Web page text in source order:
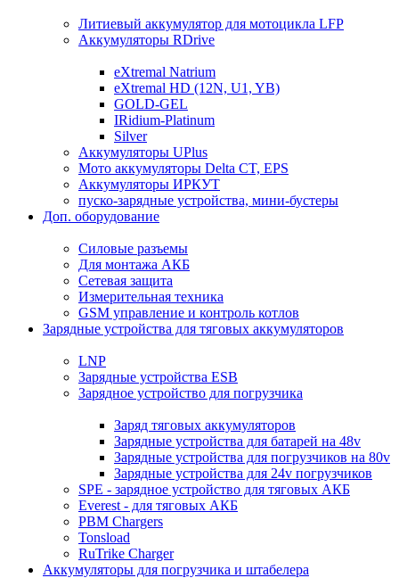
Литиевый аккумулятор для мотоцикла LFP
Аккумуляторы RDrive
eXtremal Natrium
eXtremal HD (12N, U1, YB)
GOLD-GEL
IRidium-Platinum
Silver
Аккумуляторы UPlus
Мото аккумуляторы Delta CT, EPS
Аккумуляторы ИРКУТ
пуско-зарядные устройства, мини-бустеры
Доп. оборудование
Силовые разъемы
Для монтажа АКБ
Сетевая защита
Измерительная техника
GSM управление и контроль котлов
Зарядные устройства для тяговых аккумуляторов
LNP
Зарядные устройства ESB
Зарядное устройство для погрузчика
Заряд тяговых аккумуляторов
Зарядные устройства для батарей на 48v
Зарядные устройства для погрузчиков на 80v
Зарядные устройства для 24v погрузчиков
SPE - зарядное устройство для тяговых АКБ
Everest - для тяговых АКБ
PBM Chargers
Tonsload
RuTrike Charger
Аккумуляторы для погрузчика и штабелера